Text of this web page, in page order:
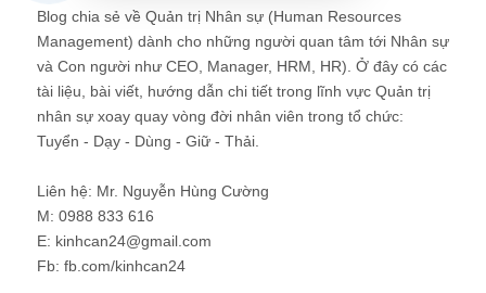
Blog chia sẻ về Quản trị Nhân sự (Human Resources
Management) dành cho những người quan tâm tới Nhân sự
và Con người như CEO, Manager, HRM, HR). Ở đây có các
tài liệu, bài viết, hướng dẫn chi tiết trong lĩnh vực Quản trị
nhân sự xoay quay vòng đời nhân viên trong tổ chức:
Tuyển - Dạy - Dùng - Giữ - Thải.
Liên hệ: Mr. Nguyễn Hùng Cường
M: 0988 833 616
E: kinhcan24@gmail.com
Fb: fb.com/kinhcan24